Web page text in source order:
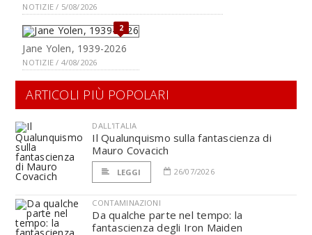
NOTIZIE / 5/08/2026
2
Jane Yolen, 1939-2026
NOTIZIE / 4/08/2026
ARTICOLI PIÙ POPOLARI
DALL'ITALIA
Il Qualunquismo sulla fantascienza di
Mauro Covacich
LEGGI 26/07/2026
CONTAMINAZIONI
Da qualche parte nel tempo: la
fantascienza degli Iron Maiden